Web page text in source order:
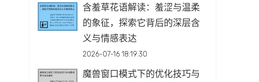
含羞草花语解读：羞涩与温柔
的象征，探索它背后的深层含
义与情感表达
2026-07-16 18:19:30
魔兽窗口模式下的优化技巧与